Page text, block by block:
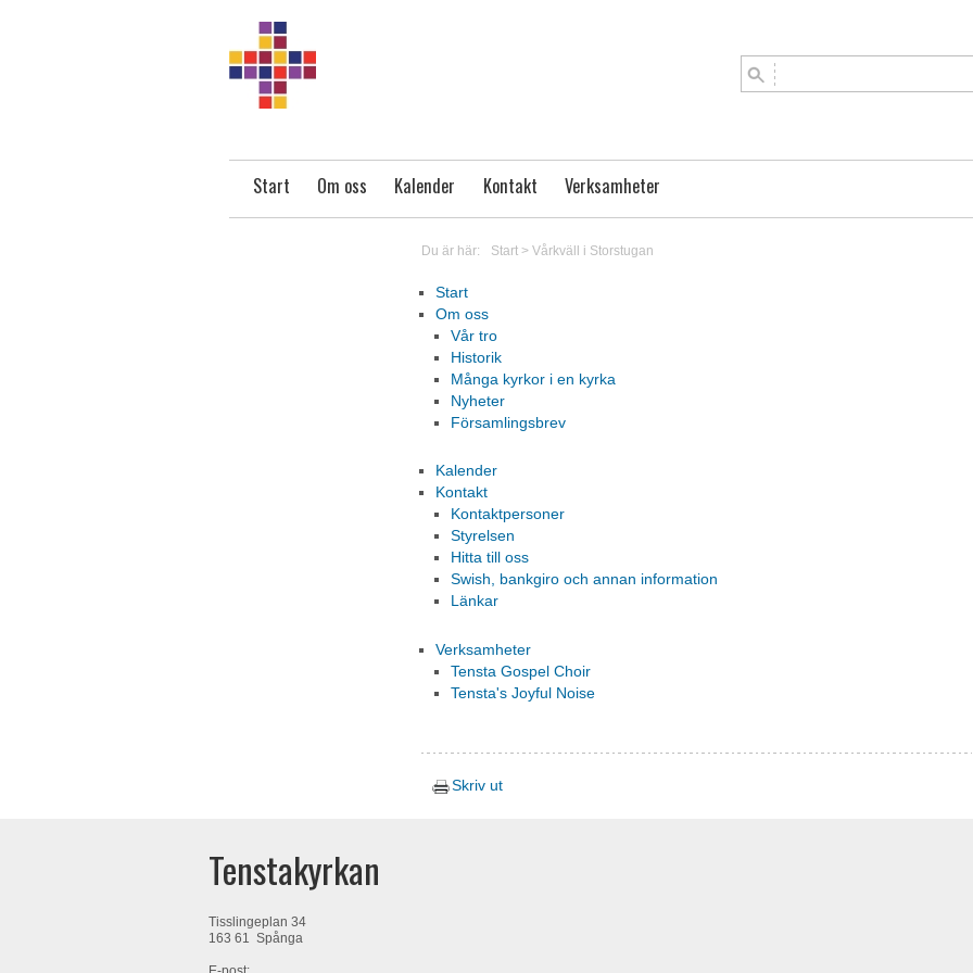
Start Om oss Kalender Kontakt Verksamheter
Du är här: Start> Vårkväll i Storstugan
Start
Om oss
Vår tro
Historik
Många kyrkor i en kyrka
Nyheter
Församlingsbrev
Kalender
Kontakt
Kontaktpersoner
Styrelsen
Hitta till oss
Swish, bankgiro och annan information
Länkar
Verksamheter
Tensta Gospel Choir
Tensta's Joyful Noise
Skriv ut
Tenstakyrkan
Tisslingeplan 34
163 61 Spånga